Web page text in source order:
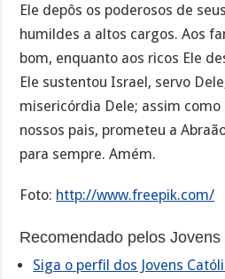
Ele depôs os poderosos de
humildes a altos cargos. Aos
bom, enquanto aos ricos Ele
Ele sustentou Israel, servo
misericórdia Dele; assim como
nossos pais, prometeu a
para sempre. Amém.
Foto: http://www.freepik.com/
Recomendado pelos Jovens
Siga o perfil dos Jovens